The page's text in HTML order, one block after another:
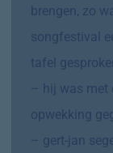
brengen, zo
songfestival
tafel
– hij was met
opwekking
– gert-jan